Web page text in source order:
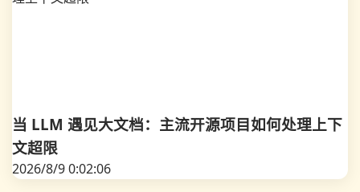
当 LLM 遇见大文档：主流开源项目如何处理上下
文超限
2026/8/9 0:02:06